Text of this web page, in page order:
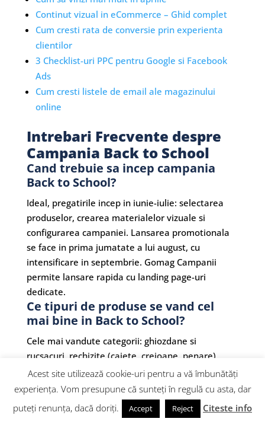
Continut vizual in eCommerce – Ghid complet
Cum cresti rata de conversie prin experienta
clientilor
3 Checklist-uri PPC pentru Google si Facebook
Ads
Cum cresti listele de email ale magazinului
online
Intrebari Frecvente despre
Campania Back to School
Cand trebuie sa incep campania
Back to School?
Ideal, pregatirile incep in iunie-iulie: selectarea
produselor, crearea materialelor vizuale si
configurarea campaniei. Lansarea promotionala
se face in prima jumatate a lui august, cu
intensificare in septembrie. Gomag Campanii
permite lansare rapida cu landing page-uri
dedicate.
Ce tipuri de produse se vand cel
mai bine in Back to School?
Cele mai vandute categorii: ghiozdane si
rucsacuri, rechizite (caiete, creioane, penare),
incaltaminte, haine si uniforme scolare,
electronice (tablete, laptopuri), mobilier de birou
pentru copii si articole sportive. Dar orice nisa
poate crea oferte relevante.
Acest site utilizează cookie-uri pentru a vă îmbunătăți
experiența. Vom presupune că sunteți în regulă cu asta, dar
puteți renunța, dacă doriți.
Accept Reject Citeste info